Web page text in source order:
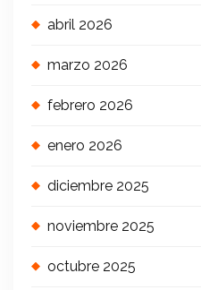
abril 2026
marzo 2026
febrero 2026
enero 2026
diciembre 2025
noviembre 2025
octubre 2025